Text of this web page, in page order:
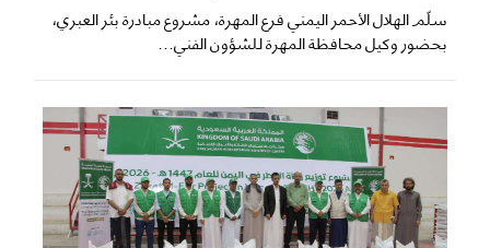
سلّم الهلال الأحمر اليمني فرع المهرة، مشروع مبادرة بئر العبري،
بحضور وكيل محافظة المهرة للشؤون الفني...